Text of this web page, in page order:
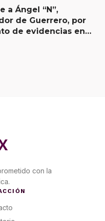
a Ángel “N”,
de Guerrero, por
de evidencias en
con la